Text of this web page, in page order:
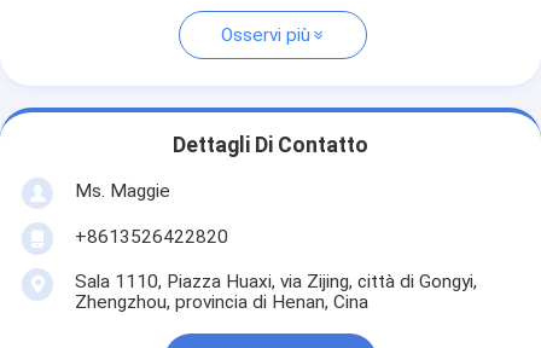
Osservi più
Dettagli Di Contatto
Ms. Maggie
+8613526422820
Sala 1110, Piazza Huaxi, via Zijing, città di Gongyi,
Zhengzhou, provincia di Henan, Cina